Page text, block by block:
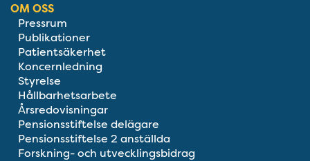
OM OSS
Pressrum
Publikationer
Patientsäkerhet
Koncernledning
Styrelse
Hållbarhetsarbete
Årsredovisningar
Pensionsstiftelse delägare
Pensionsstiftelse 2 anställda
Forskning- och utvecklingsbidrag